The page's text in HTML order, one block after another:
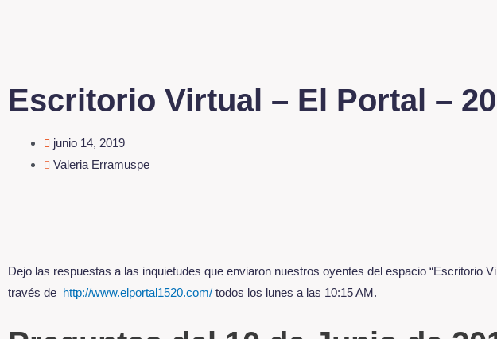
Escritorio Virtual – El Portal –
junio 14, 2019
Valeria Erramuspe
Dejo las respuestas a las inquietudes que enviaron nuestros oyentes del espacio “Escritorio
través de http://www.elportal1520.com/ todos los lunes a las 10:15 AM.